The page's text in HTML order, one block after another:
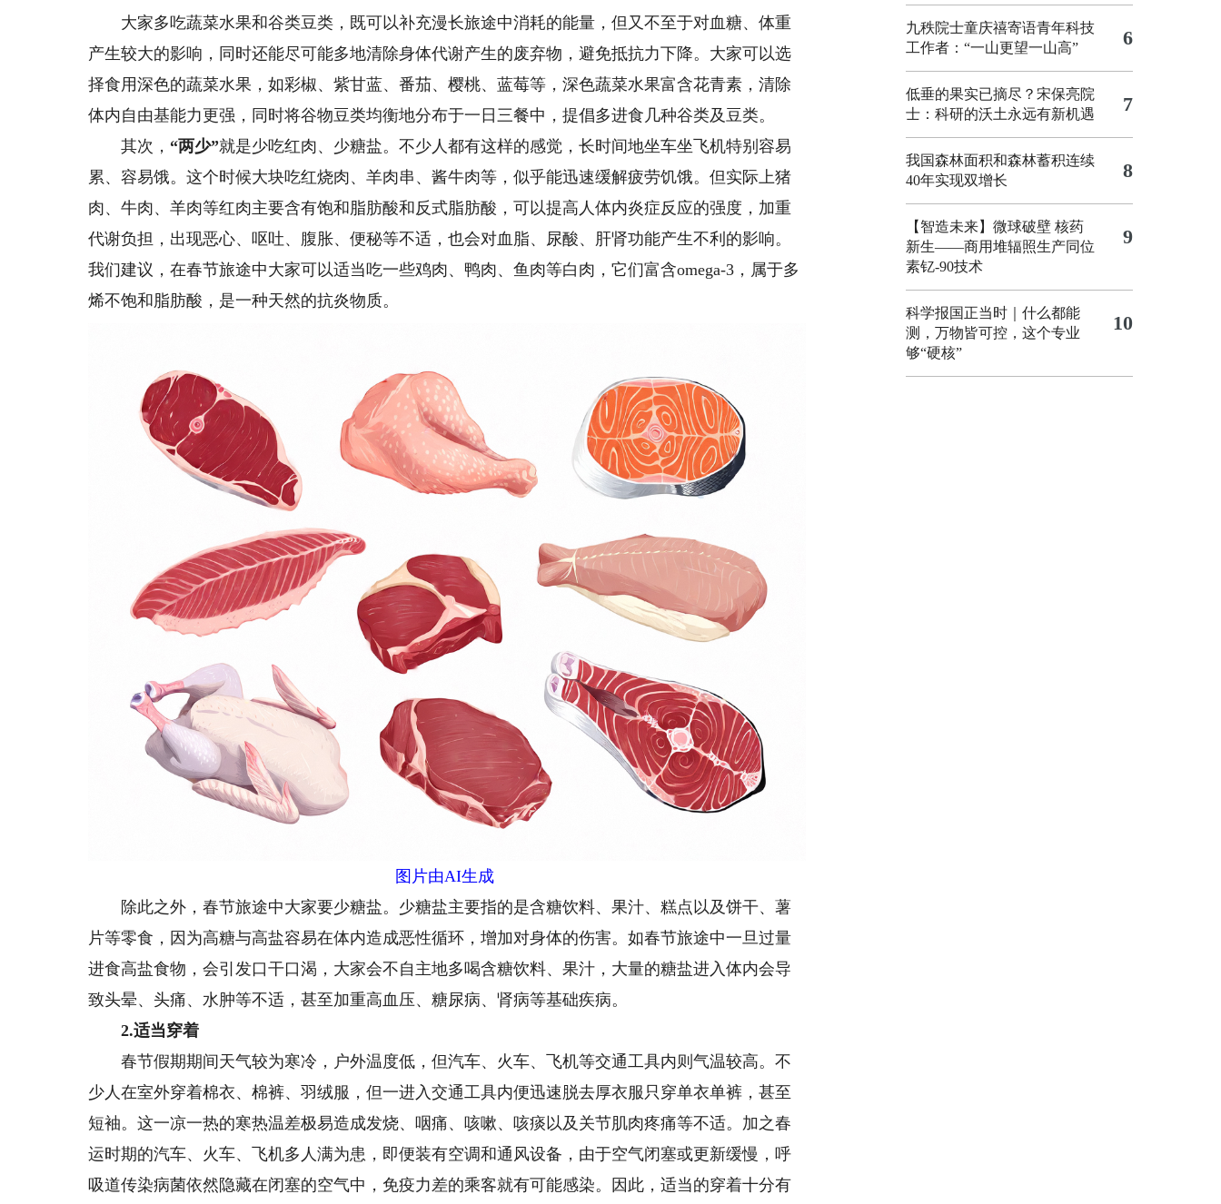
大家多吃蔬菜水果和谷类豆类，既可以补充漫长旅途中消耗的能量，但又不至于对血糖、体重
产生较大的影响，同时还能尽可能多地清除身体代谢产生的废弃物，避免抵抗力下降。大家可以选
择食用深色的蔬菜水果，如彩椒、紫甘蓝、番茄、樱桃、蓝莓等，深色蔬菜水果富含花青素，清除
体内自由基能力更强，同时将谷物豆类均衡地分布于一日三餐中，提倡多进食几种谷类及豆类。
其次， “两少”就是少吃红肉、少糖盐。不少人都有这样的感觉，长时间地坐车坐飞机特别容易
累、容易饿。这个时候大块吃红烧肉、羊肉串、酱牛肉等，似乎能迅速缓解疲劳饥饿。但实际上猪
肉、牛肉、羊肉等红肉主要含有饱和脂肪酸和反式脂肪酸，可以提高人体内炎症反应的强度，加重
代谢负担，出现恶心、呕吐、腹胀、便秘等不适，也会对血脂、尿酸、肝肾功能产生不利的影响。
我们建议，在春节旅途中大家可以适当吃一些鸡肉、鸭肉、鱼肉等白肉，它们富含omega-3，属于多
烯不饱和脂肪酸，是一种天然的抗炎物质。
图片由AI生成
除此之外，春节旅途中大家要少糖盐。少糖盐主要指的是含糖饮料、果汁、糕点以及饼干、薯
片等零食，因为高糖与高盐容易在体内造成恶性循环，增加对身体的伤害。如春节旅途中一旦过量
进食高盐食物，会引发口干口渴，大家会不自主地多喝含糖饮料、果汁，大量的糖盐进入体内会导
致头晕、头痛、水肿等不适，甚至加重高血压、糖尿病、肾病等基础疾病。
2.适当穿着
春节假期期间天气较为寒冷，户外温度低，但汽车、火车、飞机等交通工具内则气温较高。不
少人在室外穿着棉衣、棉裤、羽绒服，但一进入交通工具内便迅速脱去厚衣服只穿单衣单裤，甚至
短袖。这一凉一热的寒热温差极易造成发烧、咽痛、咳嗽、咳痰以及关节肌肉疼痛等不适。加之春
运时期的汽车、火车、飞机多人满为患，即便装有空调和通风设备，由于空气闭塞或更新缓慢，呼
吸道传染病菌依然隐藏在闭塞的空气中，免疫力差的乘客就有可能感染。因此，适当的穿着十分有
九秩院士童庆禧寄语青年科技
工作者：“一山更望一山高”
6
低垂的果实已摘尽？宋保亮院
士：科研的沃土永远有新机遇
7
我国森林面积和森林蓄积连续
40年实现双增长
8
【智造未来】微球破壁 核药
新生——商用堆辐照生产同位
素钇-90技术
9
科学报国正当时｜什么都能
测，万物皆可控，这个专业
够“硬核”
10